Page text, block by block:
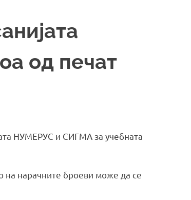
од печат
НУМЕРУС и СИГМА за учебната
на нарачните броеви може да се